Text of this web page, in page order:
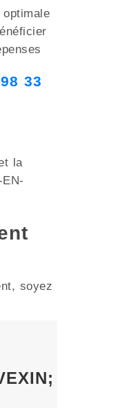
33
la
soyez